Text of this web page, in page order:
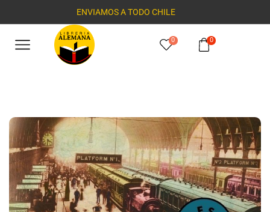
ENVIAMOS A TODO CHILE
0 0